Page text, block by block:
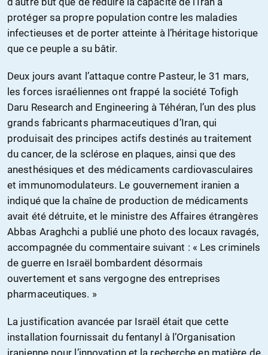
protéger sa propre population contre les maladies
infectieuses et de porter atteinte à l’héritage historique
que ce peuple a su bâtir.
Deux jours avant l’attaque contre Pasteur, le 31 mars,
les forces israéliennes ont frappé la société Tofigh
Daru Research and Engineering à Téhéran, l’un des plus
grands fabricants pharmaceutiques d’Iran, qui
produisait des principes actifs destinés au traitement
du cancer, de la sclérose en plaques, ainsi que des
anesthésiques et des médicaments cardiovasculaires
et immunomodulateurs. Le gouvernement iranien a
indiqué que la chaîne de production de médicaments
avait été détruite, et le ministre des Affaires étrangères
Abbas Araghchi a publié une photo des locaux ravagés,
accompagnée du commentaire suivant : « Les criminels
de guerre en Israël bombardent désormais
ouvertement et sans vergogne des entreprises
pharmaceutiques. »
La justification avancée par Israël était que cette
installation fournissait du fentanyl à l’Organisation